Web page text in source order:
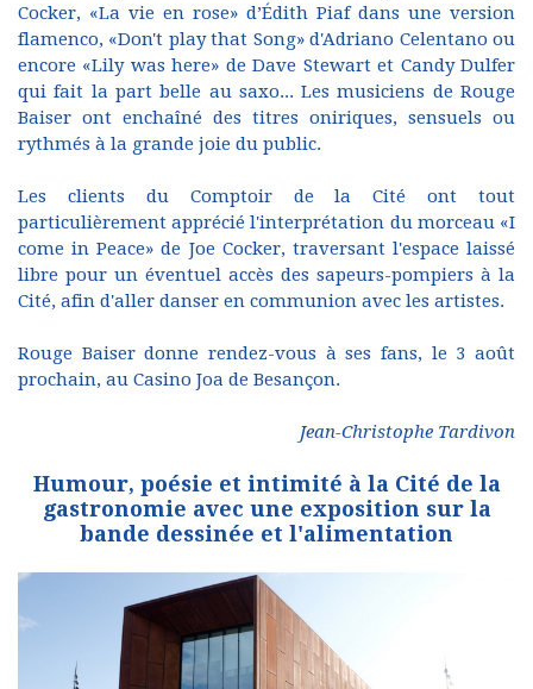
Cocker, «La vie en rose» d’Édith Piaf dans une version
flamenco, «Don't play that Song» d'Adriano Celentano ou
encore «Lily was here» de Dave Stewart et Candy Dulfer
qui fait la part belle au saxo... Les musiciens de Rouge
Baiser ont enchaîné des titres oniriques, sensuels ou
rythmés à la grande joie du public.
Les clients du Comptoir de la Cité ont tout
particulièrement apprécié l'interprétation du morceau «I
come in Peace» de Joe Cocker, traversant l'espace laissé
libre pour un éventuel accès des sapeurs-pompiers à la
Cité, afin d'aller danser en communion avec les artistes.
Rouge Baiser donne rendez-vous à ses fans, le 3 août
prochain, au Casino Joa de Besançon.
Jean-Christophe Tardivon
Humour, poésie et intimité à la Cité de la
gastronomie avec une exposition sur la
bande dessinée et l'alimentation